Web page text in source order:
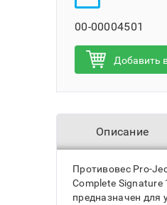
00-00004501
Добавить
Описание
Противовес Pro-
Complete Signature
предназначен для